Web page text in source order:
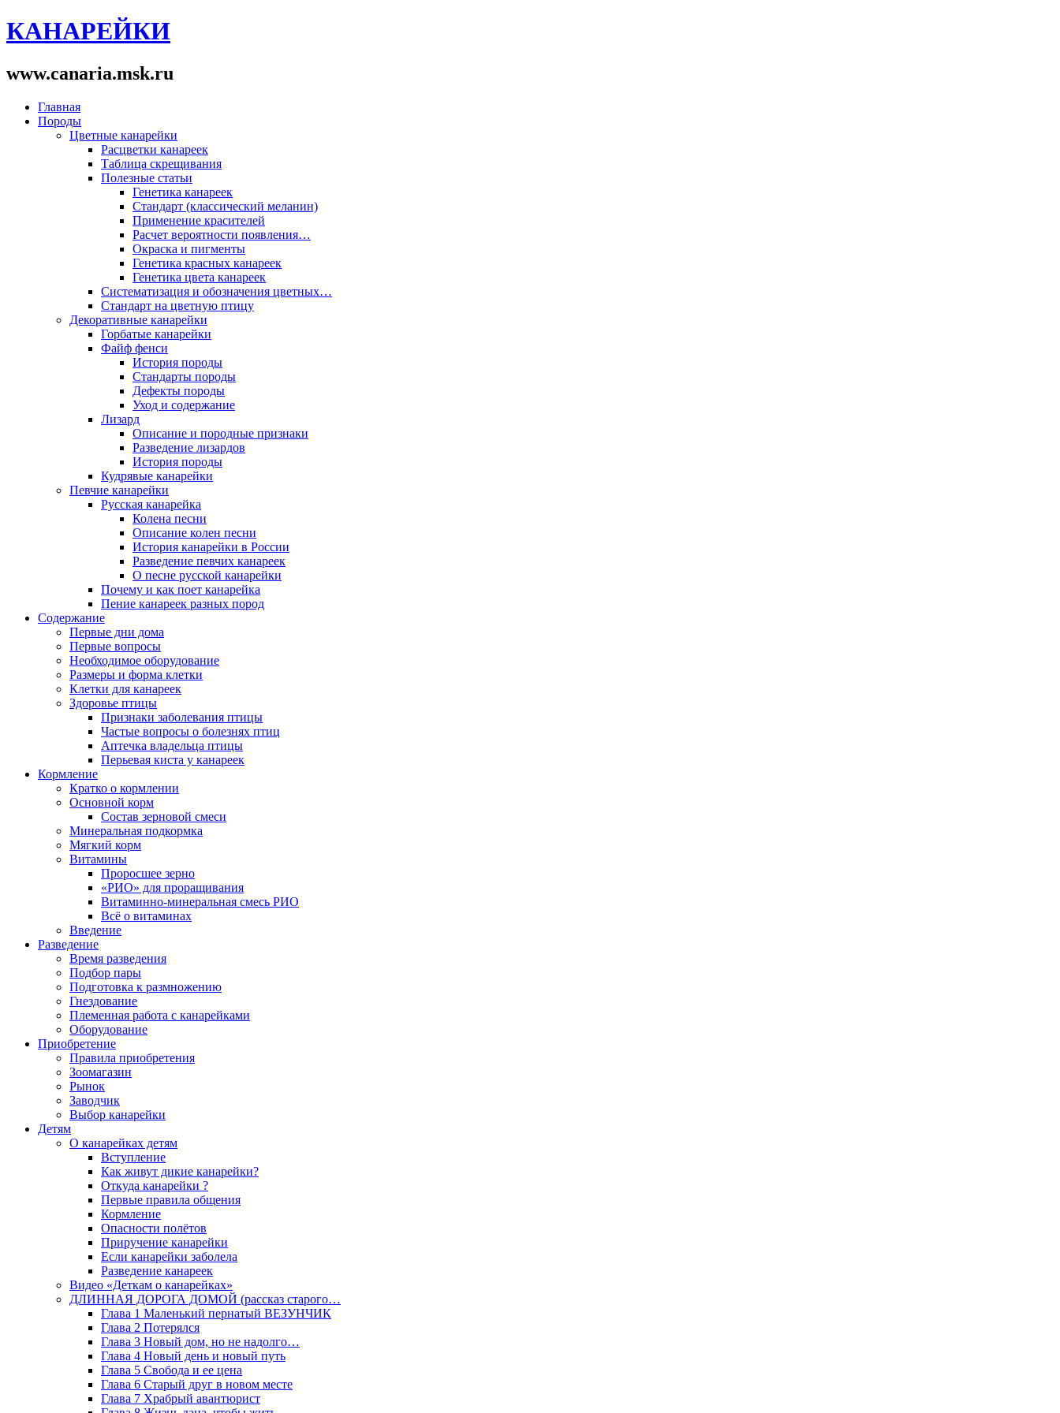
КАНАРЕЙКИ
www.canaria.msk.ru
Главная
Породы
Цветные канарейки
Расцветки канареек
Таблица скрещивания
Полезные статьи
Генетика канареек
Стандарт (классический меланин)
Применение красителей
Расчет вероятности появления…
Окраска и пигменты
Генетика красных канареек
Генетика цвета канареек
Систематизация и обозначения цветных…
Cтандарт на цветную птицу
Декоративные канарейки
Горбатые канарейки
Файф фенси
История породы
Стандарты породы
Дефекты породы
Уход и содержание
Лизард
Описание и породные признаки
Разведение лизардов
История породы
Кудрявые канарейки
Певчие канарейки
Русская канарейка
Колена песни
Описание колен песни
История канарейки в России
Разведение певчих канареек
О песне русской канарейки
Почему и как поет канарейка
Пение канареек разных пород
Содержание
Первые дни дома
Первые вопросы
Необходимое оборудование
Размеры и форма клетки
Клетки для канареек
Здоровье птицы
Признаки заболевания птицы
Частые вопросы о болезнях птиц
Аптечка владельца птицы
Перьевая киста у канареек
Кормление
Кратко о кормлении
Основной корм
Состав зерновой смеси
Минеральная подкормка
Мягкий корм
Витамины
Проросшее зерно
«РИО» для проращивания
Витаминно-минеральная смесь РИО
Всё о витаминах
Введение
Разведение
Время разведения
Подбор пары
Подготовка к размножению
Гнездование
Племенная работа с канарейками
Оборудование
Приобретение
Правила приобретения
Зоомагазин
Рынок
Заводчик
Выбор канарейки
Детям
О канарейках детям
Вступление
Как живут дикие канарейки?
Откуда канарейки ?
Первые правила общения
Кормление
Опасности полётов
Приручение канарейки
Если канарейки заболела
Разведение канареек
Видео «Деткам о канарейках»
ДЛИННАЯ ДОРОГА ДОМОЙ (рассказ старого…
Глава 1 Маленький пернатый ВЕЗУНЧИК
Глава 2 Потерялся
Глава 3 Новый дом, но не надолго…
Глава 4 Новый день и новый путь
Глава 5 Свобода и ее цена
Глава 6 Старый друг в новом месте
Глава 7 Храбрый авантюрист